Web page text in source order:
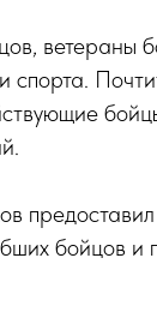
ветераны
спорта.
бойцов и